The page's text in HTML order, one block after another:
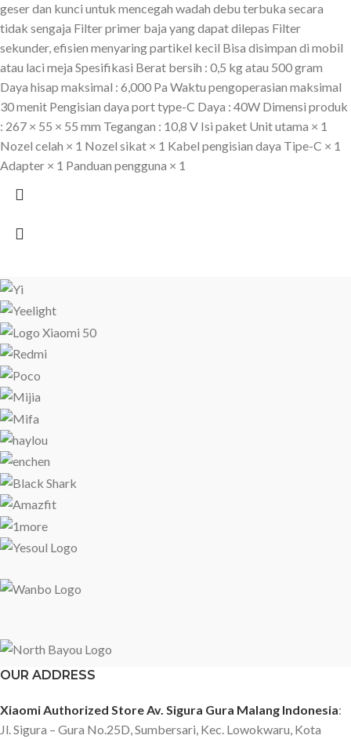
geser dan kunci untuk mencegah wadah debu terbuka secara
tidak sengaja Filter primer baja yang dapat dilepas Filter
sekunder, efisien menyaring partikel kecil Bisa disimpan di mobil
atau laci meja Spesifikasi Berat bersih : 0,5 kg atau 500 gram
Daya hisap maksimal : 6,000 Pa Waktu pengoperasian maksimal
30 menit Pengisian daya port type-C Daya : 40W Dimensi produk
: 267 × 55 × 55 mm Tegangan : 10,8 V Isi paket Unit utama × 1
Nozel celah × 1 Nozel sikat × 1 Kabel pengisian daya Tipe-C × 1
Adapter × 1 Panduan pengguna × 1
OUR ADDRESS
Xiaomi Authorized Store Av. Sigura Gura Malang Indonesia:
Jl. Sigura – Gura No.25D, Sumbersari, Kec. Lowokwaru, Kota